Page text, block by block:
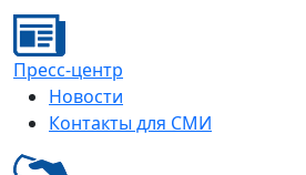
Пресс-центр
Новости
Контакты для СМИ